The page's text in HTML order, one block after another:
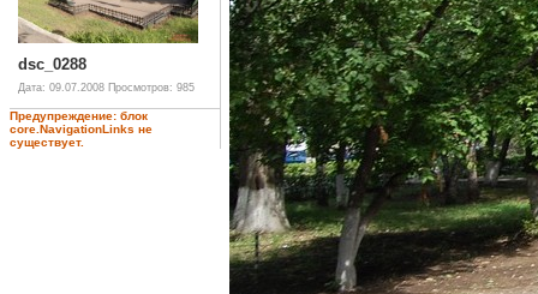
dsc_0288
Дата: 09.07.2008 Просмотров: 985
Предупреждение: блок
core.NavigationLinks не
существует.